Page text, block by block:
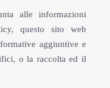
alle informazioni
questo sito web
aggiuntive e
o la raccolta ed il